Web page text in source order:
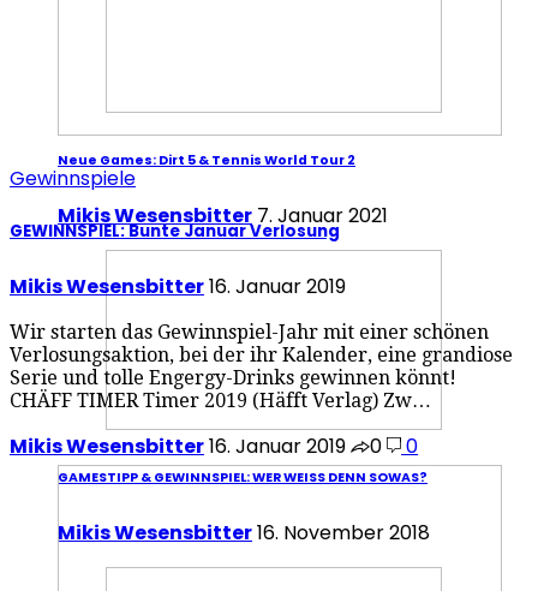
Neue Games: Dirt 5 & Tennis World Tour 2
Mikis Wesensbitter 7. Januar 2021
GAMESTIPP & GEWINNSPIEL: WER WEISS DENN SOWAS?
Mikis Wesensbitter16. November 2018
Gewinnspiele
GEWINNSPIEL: Bunte Januar Verlosung
Mikis Wesensbitter16. Januar 2019
Wir starten das Gewinnspiel-Jahr mit einer schönen
Verlosungsaktion, bei der ihr Kalender, eine grandiose
Serie und tolle Engergy-Drinks gewinnen könnt!
CHÄFF TIMER Timer 2019 (Häfft Verlag) Zw…
Mikis Wesensbitter16. Januar 2019 0 0